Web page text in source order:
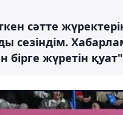
сәтте
сезіндім.
жүретін